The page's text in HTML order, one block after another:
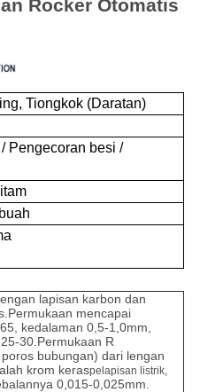
Rocker Otomatis
Tiongkok (Daratan)
Pengecoran besi /
lapisan karbon dan
mencapai
kedalaman 0,5-1,0mm,
30.Permukaan R
bubungan) dari lengan
krom keraspelapisan listrik,
0,015-0,025mm.